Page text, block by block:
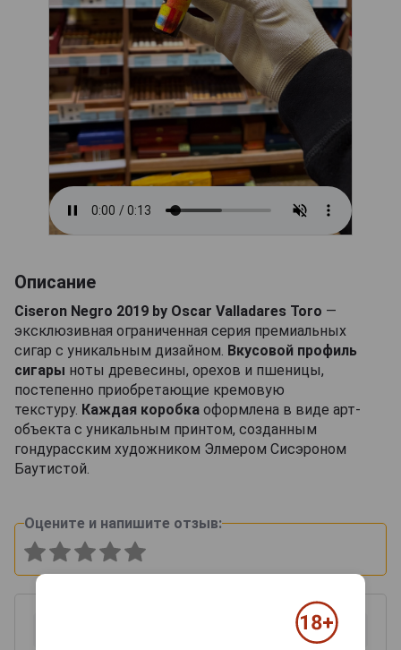
Описание
Ciseron Negro 2019 by Oscar Valladares Toro —
эксклюзивная ограниченная серия премиальных
сигар с уникальным дизайном. Вкусовой профиль
сигары ноты древесины, орехов и пшеницы,
постепенно приобретающие кремовую
текстуру. Каждая коробка оформлена в виде арт-
объекта с уникальным принтом, созданным
гондурасским художником Элмером Сисэроном
Баутистой.
Оцените и напишите отзыв: